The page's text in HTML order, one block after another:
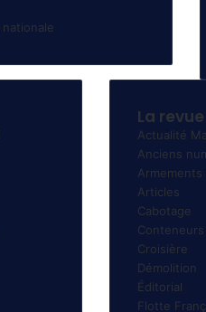
La revue
Actualité
Anciens
Armements
Articles
Cabotage
Conteneurs
Croisière
Démolition
Éditorial
Flotte